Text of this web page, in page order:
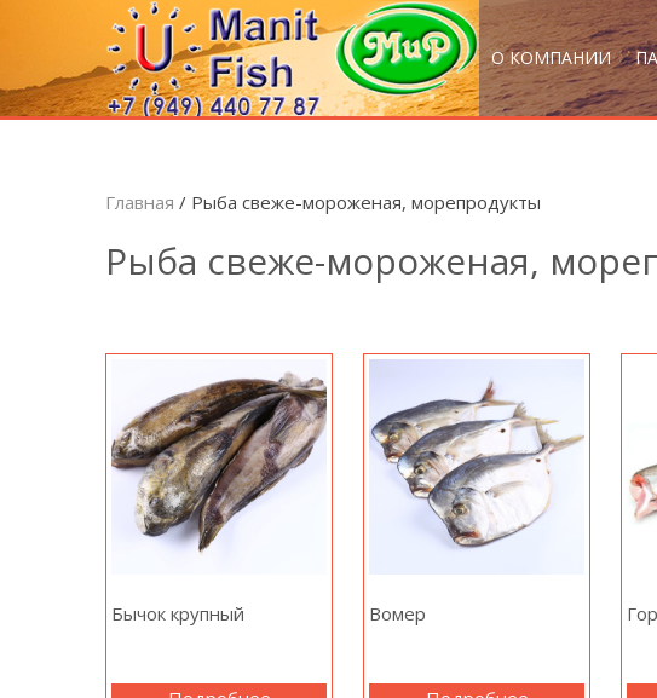
О КОМПАНИИ
Главная / Рыба свеже-мороженая, морепродукты
Рыба свеже-мороженая,
Бычок крупный Вомер